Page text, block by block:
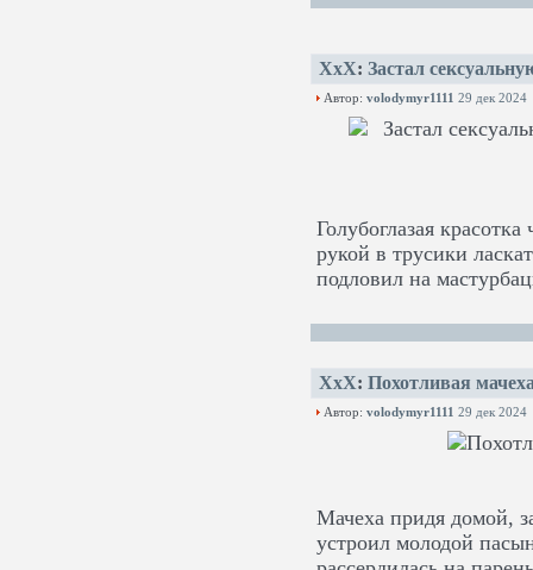
XxX: Застал
Автор: volodymyr1111 29 дек 2024
Голубоглазая
рукой в трусики
подловил на
XxX: Похотливая
Автор: volodymyr1111 29 дек 2024
Мачеха придя домой,
устроил молодой